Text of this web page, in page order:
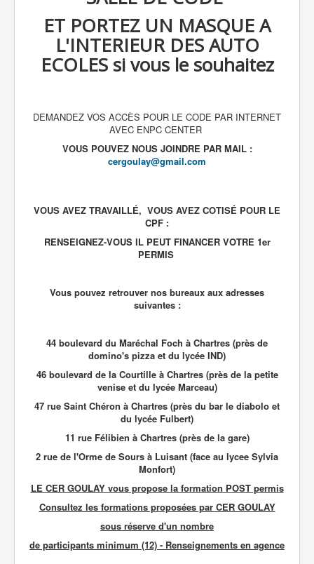
ET PORTEZ UN MASQUE A
L'INTERIEUR DES AUTO
ECOLES si vous le souhaitez
DEMANDEZ VOS ACCÈS POUR LE CODE PAR INTERNET
AVEC ENPC CENTER
VOUS POUVEZ NOUS JOINDRE PAR MAIL :
cergoulay@gmail.com
VOUS AVEZ TRAVAILLÉ, VOUS AVEZ COTISÉ POUR LE
CPF :
RENSEIGNEZ-VOUS IL PEUT FINANCER VOTRE 1er
PERMIS
Vous pouvez retrouver nos bureaux aux adresses
suivantes :
44 boulevard du Maréchal Foch à Chartres (près de
domino's pizza et du lycée IND)
46 boulevard de la Courtille à Chartres (près de la petite
venise et du lycée Marceau)
47 rue Saint Chéron à Chartres (près du bar le diabolo et
du lycée Fulbert)
11 rue Félibien à Chartres (près de la gare)
2 rue de l'Orme de Sours à Luisant (face au lycee Sylvia
Monfort)
LE CER GOULAY vous propose la formation POST permis
Consultez les formations proposées par CER GOULAY
sous réserve d'un nombre
de participants minimum (12) - Renseignements en agence